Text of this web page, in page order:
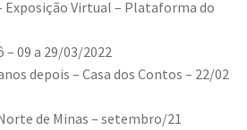
Virtual – Plataforma do
– 09 a 29/03/2022
depois – Casa dos Contos – 22/02
de Minas – setembro/21